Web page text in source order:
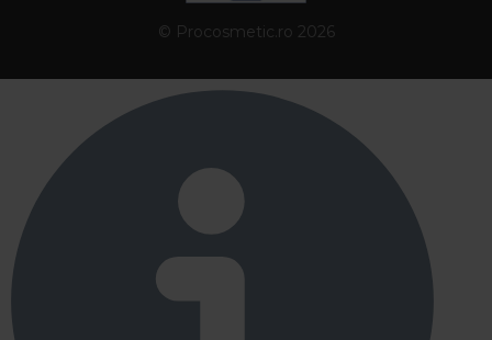
© Procosmetic.ro 2026